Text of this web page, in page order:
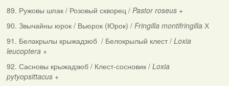
89. Ружовы шпак / Розовый скворец / Pastor roseus+
90. Звычайны юрок / Вьюрок (Юрок) / Fringilla montifringillaХ
91. Белакрылы крыжадзюб / Белокрылый клест / Loxia
leucoptera+
92. Сасновы крыжадзюб / Клест-сосновик / Loxia
pytyopsittacus+